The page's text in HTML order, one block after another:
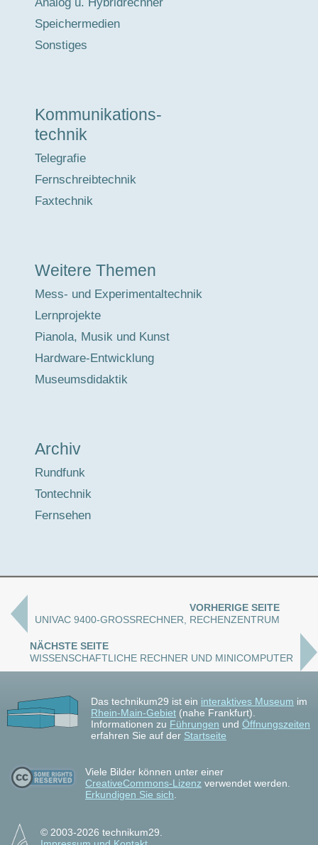
Speichermedien
Sonstiges
Kommunikations-
technik
Telegrafie
Fernschreibtechnik
Faxtechnik
Weitere Themen
Mess- und Experimentaltechnik
Lernprojekte
Pianola, Musik und Kunst
Hardware-Entwicklung
Museumsdidaktik
Archiv
Rundfunk
Tontechnik
Fernsehen
VORHERIGE SEITE
UNIVAC 9400-GROSSRECHNER, RECHENZENTRUM
NÄCHSTE SEITE
WISSENSCHAFTLICHE RECHNER UND MINICOMPUTER
Das technikum29 ist ein interaktives Museum im
Rhein-Main-Gebiet (nahe Frankfurt).
Informationen zu Führungen und Öffnungszeiten
erfahren Sie auf der Startseite
Viele Bilder können unter einer
CreativeCommons-Lizenz verwendet werden.
Erkundigen Sie sich
© 2003-2026 technikum29.